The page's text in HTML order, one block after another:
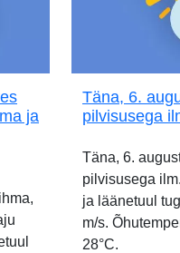
ja
Täna, 6.
pilvisusega
Täna, 6.
pilvisusega
ja läänetuul
m/s.
28°C.